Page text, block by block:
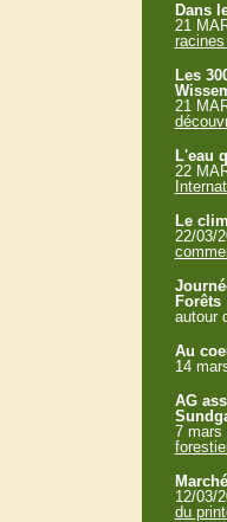
Dans
21
Les
21
L'eau
22
Le
22/03/
Forêts
autour
Au
14
AG
7 mars
12/03/
du